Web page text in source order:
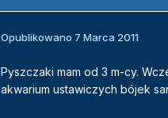
Opublikowano 7 Marca 2011
Pyszczaki mam od 3 m-cy.
akwarium ustawiczych bójek